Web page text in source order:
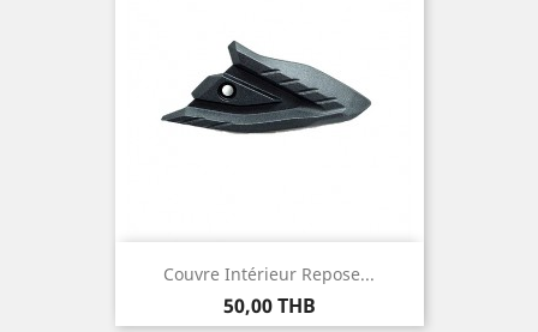
Couvre Intérieur Repose...
Prix
50,00 THB